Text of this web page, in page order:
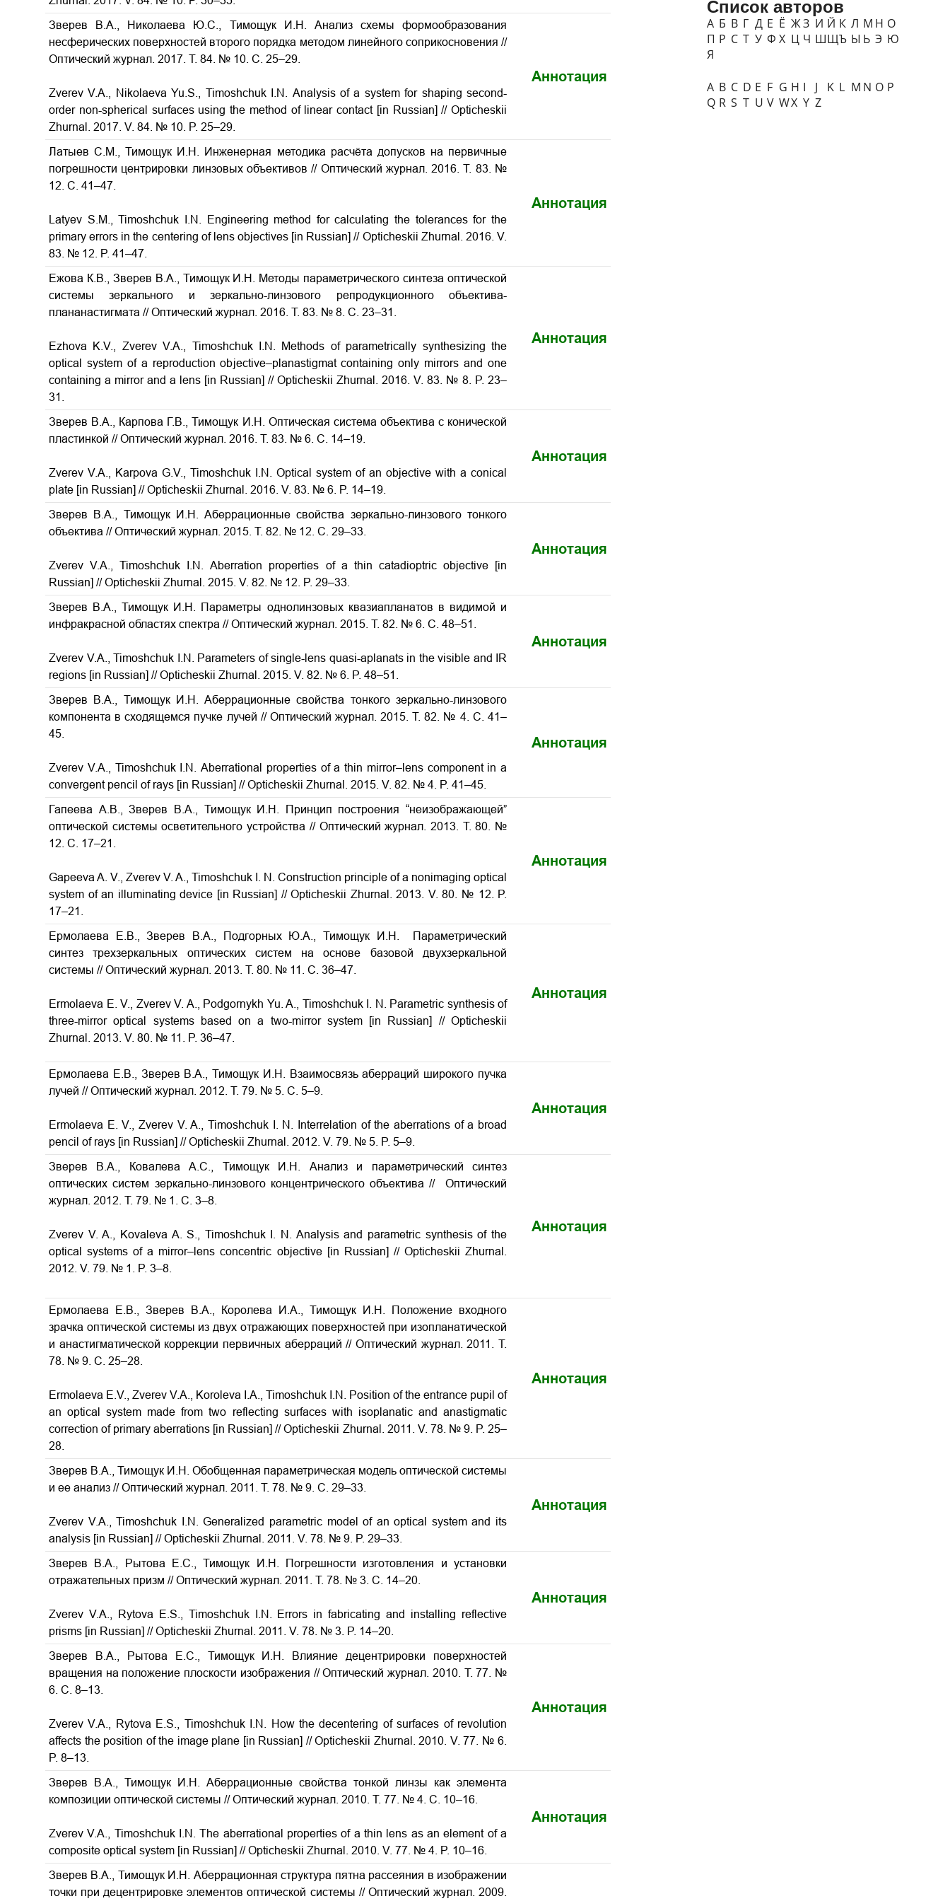
Зверев В.А., Николаева Ю.С., Тимощук И.Н. Анализ схемы формообразования
несферических поверхностей второго порядка методом линейного соприкосновения //
Оптический журнал. 2017. Т. 84. № 10. С. 25–29.
Zverev V.A., Nikolaeva Yu.S., Timoshchuk I.N. Analysis of a system for shaping second-
order non-spherical surfaces using the method of linear contact [in Russian] // Opticheskii
Zhurnal. 2017. V. 84. № 10. P. 25–29.
Аннотация
Латыев С.М., Тимощук И.Н. Инженерная методика расчёта допусков на первичные
погрешности центрировки линзовых объективов// Оптический журнал. 2016. Т. 83. №
12. С. 41–47.
Latyev S.M., Timoshchuk I.N.
Engineering method for calculating the tolerances for the
primary errors in the centering of lens objectives [in Russian] // Opticheskii Zhurnal. 2016. V.
83. № 12. P. 41–47.
Аннотация
Ежова К.В., Зверев В.А., Тимощук И.Н. Методы параметрического синтеза оптической
системы зеркального и зеркально-линзового репродукционного объектива-
плананастигмата // Оптический журнал. 2016. Т. 83. № 8. С. 23–31.
Ezhova K.V., Zverev V.A., Timoshchuk I.N. Methods of parametrically synthesizing the
optical system of a reproduction objective–planastigmat containing only mirrors and one
containing a mirror and a lens [in Russian] // Opticheskii Zhurnal. 2016. V. 83. № 8. P. 23–
31.
Аннотация
Зверев В.А., Карпова Г.В., Тимощук И.Н. Оптическая система объектива с конической
пластинкой // Оптический журнал. 2016. Т. 83. № 6. С. 14–19.
Zverev V.A., Karpova G.V., Timoshchuk I.N. Optical system of an objective with a conical
plate [in Russian] // Opticheskii Zhurnal. 2016. V. 83. № 6. P. 14–19.
Аннотация
Зверев В.А., Тимощук И.Н. Аберрационные свойства зеркально-линзового тонкого
объектива // Оптический журнал. 2015. Т. 82. № 12. С. 29–33.
Zverev V.A., Timoshchuk I.N.Aberration properties of a thin catadioptric objective
[in
Russian] // Opticheskii Zhurnal. 2015. V. 82. № 12. P. 29–33.
Аннотация
Зверев В.А., Тимощук И.Н. Параметры однолинзовых квазиапланатов в видимой и
инфракрасной областях спектра // Оптический журнал. 2015. Т. 82. № 6. С. 48–51.
Zverev V.A., Timoshchuk I.N.
Parameters of single-lens quasi-aplanats in the visible and IR
regions [in Russian] // Opticheskii Zhurnal. 2015. V. 82. № 6. P. 48–51.
Аннотация
Зверев В.А., Тимощук И.Н. Аберрационные свойства тонкого зеркально-линзового
компонента в сходящемся пучке лучей // Оптический журнал. 2015. Т. 82. № 4. С. 41–
45.
Zverev V.A., Timoshchuk I.N. Aberrational properties of a thin mirror–lens component in a
convergent pencil of rays [in Russian] // Opticheskii Zhurnal. 2015. V. 82. № 4. P. 41–45.
Аннотация
Гапеева А.В., Зверев В.А., Тимощук И.Н. Принцип построения “неизображающей”
оптической системы осветительного устройства // Оптический журнал. 2013. Т. 80. №
12. С. 17–21.
Gapeeva A. V., Zverev V. A., Timoshchuk I. N. Construction principle of a nonimaging optical
system of an illuminating device [in Russian] // Opticheskii Zhurnal. 2013. V. 80. № 12. P.
17–21.
Аннотация
Ермолаева Е.В., Зверев В.А., Подгорных Ю.А., Тимощук И.Н. Параметрический
синтез трехзеркальных оптических систем на основе базовой двухзеркальной
системы // Оптический журнал. 2013. Т. 80. № 11. С. 36–47.
Ermolaeva E. V., Zverev V. A., Podgornykh Yu. A., Timoshchuk I. N. Parametric synthesis of
three-mirror optical systems based on a two-mirror system [in Russian] // Opticheskii
Zhurnal. 2013. V. 80. № 11. P. 36–47.
Аннотация
Ермолаева Е.В., Зверев В.А., Тимощук И.Н. Взаимосвязь аберраций широкого пучка
лучей // Оптический журнал. 2012. Т. 79. № 5. С. 5–9.
Ermolaeva E. V., Zverev V. A., Timoshchuk I. N. Interrelation of the aberrations of a broad
pencil of rays [in Russian] // Opticheskii Zhurnal. 2012. V. 79. № 5. P. 5–9.
Аннотация
Зверев В.А., Ковалева А.С., Тимощук И.Н. Анализ и параметрический синтез
оптических систем зеркально-линзового концентрического объектива // Оптический
журнал. 2012. Т. 79. № 1. С. 3–8.
Zverev V. A., Kovaleva A. S., Timoshchuk I. N. Analysis and parametric synthesis of the
optical systems of a mirror–lens concentric objective [in Russian] // Opticheskii Zhurnal.
2012. V. 79. № 1. P. 3–8.
Аннотация
Ермолаева Е.В., Зверев В.А., Королева И.А., Тимощук И.Н. Положение входного
зрачка оптической системы из двух отражающих поверхностей при изопланатической
и анастигматической коррекции первичных аберраций // Оптический журнал. 2011. Т.
78. № 9. С. 25–28.
Ermolaeva E.V., Zverev V.A., Koroleva I.A., Timoshchuk I.N. Position of the entrance pupil of
an optical system made from two reflecting surfaces with isoplanatic and anastigmatic
correction of primary aberrations [in Russian] // Opticheskii Zhurnal. 2011. V. 78. № 9. P. 25–
28.
Аннотация
Зверев В.А., Тимощук И.Н. Обобщенная параметрическая модель оптической системы
и ее анализ // Оптический журнал. 2011. Т. 78. № 9. С. 29–33.
Zverev V.A., Timoshchuk I.N. Generalized parametric model of an optical system and its
analysis [in Russian] // Opticheskii Zhurnal. 2011. V. 78. № 9. P. 29–33.
Аннотация
Зверев В.А., Рытова Е.С., Тимощук И.Н. Погрешности изготовления и установки
отражательных призм // Оптический журнал. 2011. Т. 78. № 3. С. 14–20.
Zverev V.A., Rytova E.S., Timoshchuk I.N. Errors in fabricating and installing reflective
prisms [in Russian] // Opticheskii Zhurnal. 2011. V. 78. № 3. P. 14–20.
Аннотация
Зверев В.А., Рытова Е.С., Тимощук И.Н. Влияние децентрировки поверхностей
вращения на положение плоскости изображения // Оптический журнал. 2010. Т. 77. №
6. С. 8–13.
Zverev V.A., Rytova E.S., Timoshchuk I.N. How the decentering of surfaces of revolution
affects the position of the image plane [in Russian] // Opticheskii Zhurnal. 2010. V. 77. № 6.
P. 8–13.
Аннотация
Зверев В.А., Тимощук И.Н. Аберрационные свойства тонкой линзы как элемента
композиции оптической системы // Оптический журнал. 2010. Т. 77. № 4. С. 10–16.
Zverev V.A., Timoshchuk I.N. The aberrational properties of a thin lens as an element of a
composite optical system [in Russian] // Opticheskii Zhurnal. 2010. V. 77. № 4. P. 10–16.
Аннотация
Зверев В.А., Тимощук И.Н. Аберрационная структура пятна рассеяния в изображении
точки при децентрировке элементов оптической системы // Оптический журнал. 2009.
Список авторов
А Б В Г Д Е Ё ЖЗ И Й К Л М Н О
П Р С Т У Ф Х Ц Ч ШЩЪ Ы Ь Э Ю
Я
A B C D E F G H I J K L M N O P
Q R S T U V WX Y Z